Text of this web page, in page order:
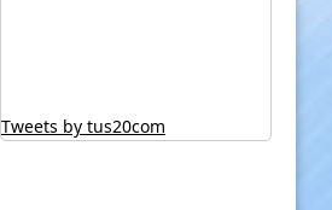
Tweets by tus20com